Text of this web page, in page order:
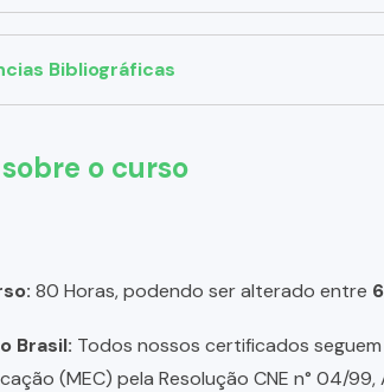
Bibliográficas
o curso
80 Horas, podendo ser alterado entre 6
Brasil: Todos nossos certificados seguem
(MEC) pela Resolução CNE n° 04/